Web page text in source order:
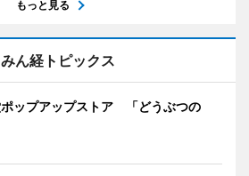
もっと見る
みん経トピックス
ップアップストア 「どうぶつの